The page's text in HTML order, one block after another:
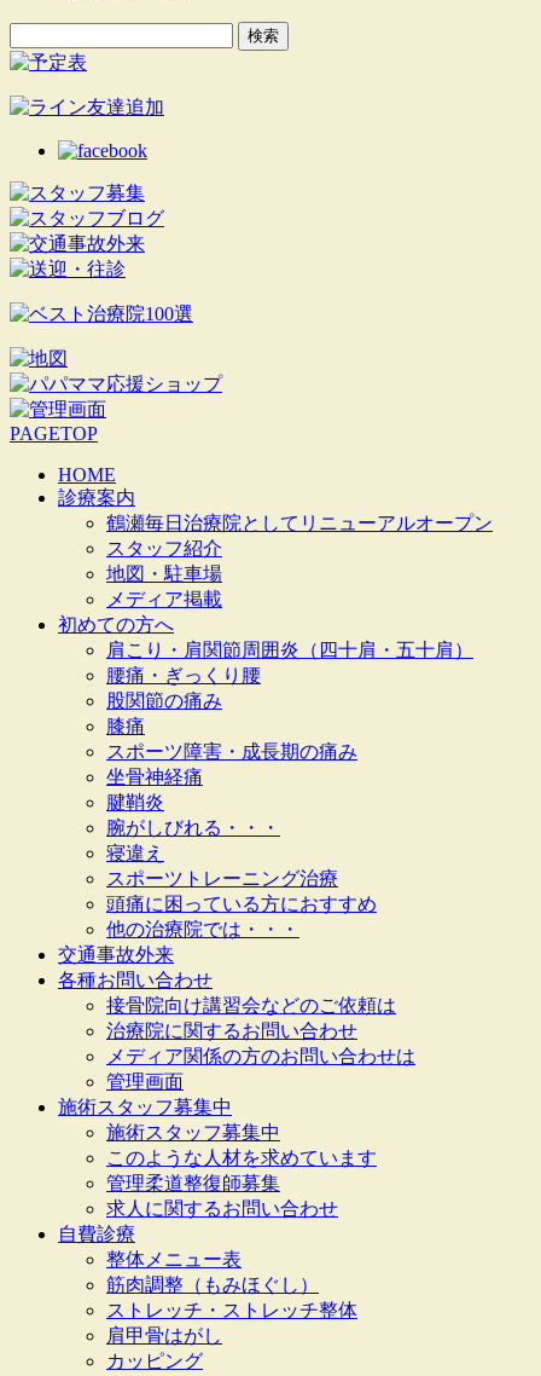
索:
PAGETOP
HOME
診療案内
鶴瀬毎日治療院としてリニューアルオープン
スタッフ紹介
地図・駐車場
メディア掲載
初めての方へ
肩こり・肩関節周囲炎（四十肩・五十肩）
腰痛・ぎっくり腰
股関節の痛み
膝痛
スポーツ障害・成長期の痛み
坐骨神経痛
腱鞘炎
腕がしびれる・・・
寝違え
スポーツトレーニング治療
頭痛に困っている方におすすめ
他の治療院では・・・
交通事故外来
各種お問い合わせ
接骨院向け講習会などのご依頼は
治療院に関するお問い合わせ
メディア関係の方のお問い合わせは
管理画面
施術スタッフ募集中
施術スタッフ募集中
このような人材を求めています
管理柔道整復師募集
求人に関するお問い合わせ
自費診療
整体メニュー表
筋肉調整（もみほぐし）
ストレッチ・ストレッチ整体
肩甲骨はがし
カッピング